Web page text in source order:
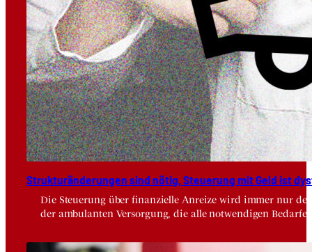
Struk­tur­än­de­run­gen sind nötig, Steue­rung mit Geld ist
Die Steuerung über finanzielle Anreize wird immer nur
der ambulanten Versorgung, die alle notwendigen Bedarfe